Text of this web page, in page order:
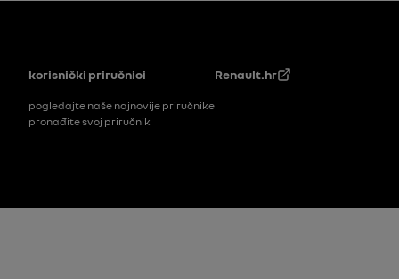
Podnožje
korisnički priručnici
pogledajte naše najnovije priručnike
pronađite svoj priručnik
Renault.hr